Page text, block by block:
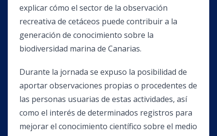
explicar cómo el sector de la observación
recreativa de cetáceos puede contribuir a la
generación de conocimiento sobre la
biodiversidad marina de Canarias.
Durante la jornada se expuso la posibilidad de
aportar observaciones propias o procedentes de
las personas usuarias de estas actividades, así
como el interés de determinados registros para
mejorar el conocimiento científico sobre el medio